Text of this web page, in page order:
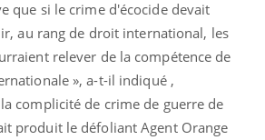
que si le crime d'écocide devait
au rang de droit international, les
relever de la compétence de
», a-t-il indiqué ,
complicité de crime de guerre de
produit le défoliant Agent Orange